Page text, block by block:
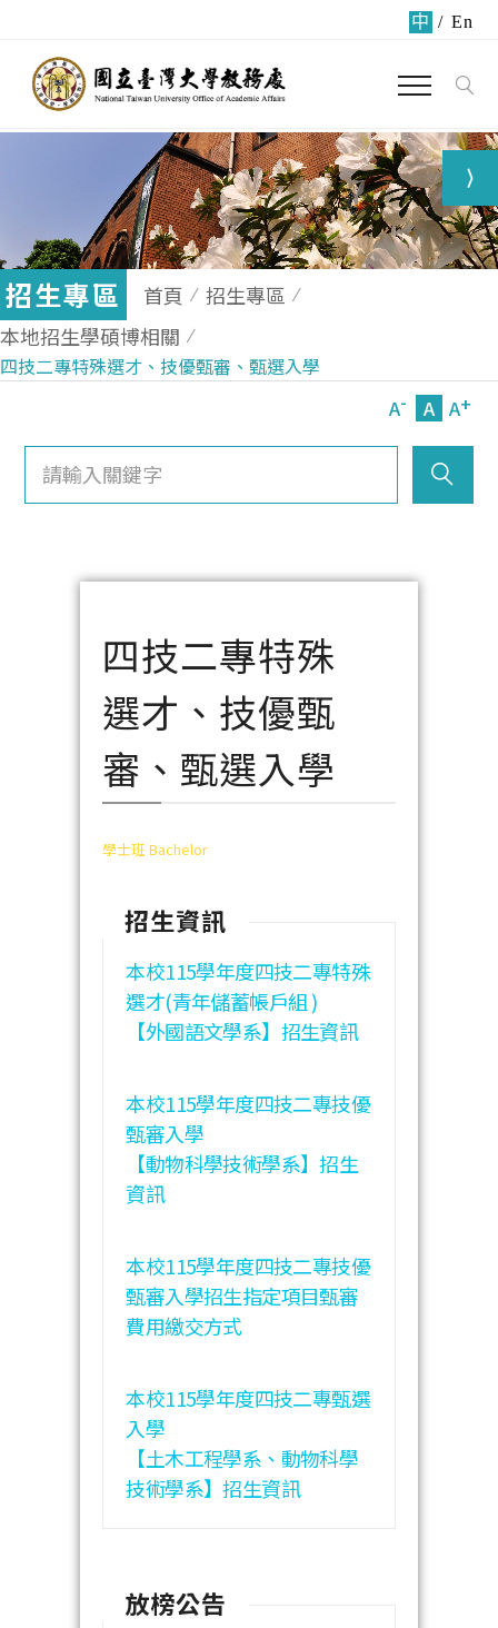
中 / En
招生專區 首頁
招生專區
本地招生學碩博相關
四技二專特殊選才、技優甄審、甄選入學
A- A A+
四技二專特殊
選才、技優甄
審、甄選入學
學士班 Bachelor
招生資訊
本校115學年度四技二專特殊
選才(青年儲蓄帳戶組 )
【外國語文學系】招生資訊
本校115學年度四技二專技優
甄審入學
【動物科學技術學系】招生
資訊
本校115學年度四技二專技優
甄審入學招生指定項目甄審
費用繳交方式
本校115學年度四技二專甄選
入學
【土木工程學系、動物科學
技術學系】招生資訊
放榜公告